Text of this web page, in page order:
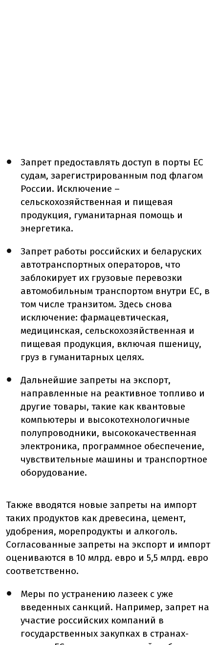
Запрет предоставлять доступ в порты ЕС
судам, зарегистрированным под флагом
России. Исключение –
сельскохозяйственная и пищевая
продукция, гуманитарная помощь и
энергетика.
Запрет работы российских и беларуских
автотранспортных операторов, что
заблокирует их грузовые перевозки
автомобильным транспортом внутри ЕС, в
том числе транзитом. Здесь снова
исключение: фармацевтическая,
медицинская, сельскохозяйственная и
пищевая продукция, включая пшеницу,
груз в гуманитарных целях.
Дальнейшие запреты на экспорт,
направленные на реактивное топливо и
другие товары, такие как квантовые
компьютеры и высокотехнологичные
полупроводники, высококачественная
электроника, программное обеспечение,
чувствительные машины и транспортное
оборудование.
Также вводятся новые запреты на импорт
таких продуктов как древесина, цемент,
удобрения, морепродукты и алкоголь.
Согласованные запреты на экспорт и импорт
оцениваются в 10 млрд. евро и 5,5 млрд. евро
соответственно.
Меры по устранению лазеек с уже
введенных санкций. Например, запрет на
участие российских компаний в
государственных закупках в странах-